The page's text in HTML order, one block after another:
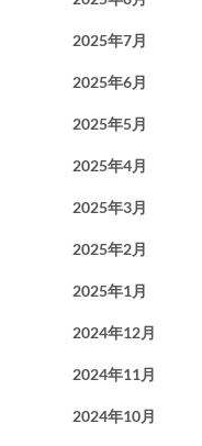
2025年7月
2025年6月
2025年5月
2025年4月
2025年3月
2025年2月
2025年1月
2024年12月
2024年11月
2024年10月